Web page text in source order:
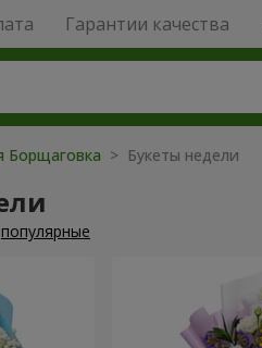
Гарантии качества
Борщаговка > Букеты недели
популярные